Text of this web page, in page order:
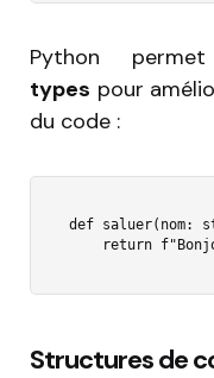
Python
types pour
du code :
def saluer(nom:
return
Structures de